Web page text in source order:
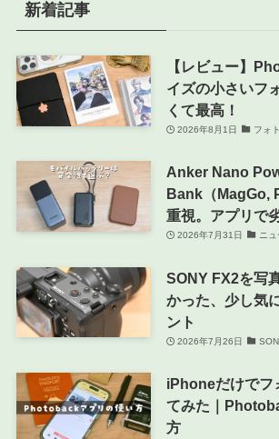
新着記事
【レビュー】
イズの小さいフ
くて最高！
2026年8月1日 フォ
Anker Nano
Bank（MagGo,
重視。アプリで
2026年7月31日 ニ
SONY FX2を写
かった、少し気
ント
2026年7月26日
iPhoneだけでフ
てみた｜
方